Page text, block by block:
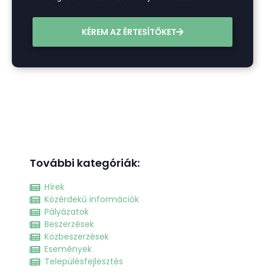
KÉREM AZ ÉRTESÍTŐKET
További kategóriák:
Hírek
Közérdekű információk
Pályázatok
Beszerzések
Közbeszerzések
Események
Településfejlesztés